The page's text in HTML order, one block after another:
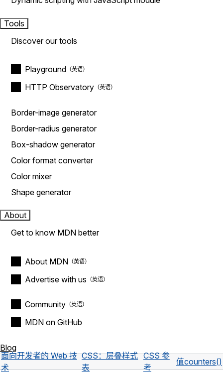
Tools
Discover our tools
Playground
HTTP Observatory
Border-image generator
Border-radius generator
Box-shadow generator
Color format converter
Color mixer
Shape generator
About
Get to know MDN better
About MDN
Advertise with us
Community
MDN on GitHub
Blog
面向开发者的 Web 技
术
CSS：层叠样式
表
CSS 参
考
值counters()